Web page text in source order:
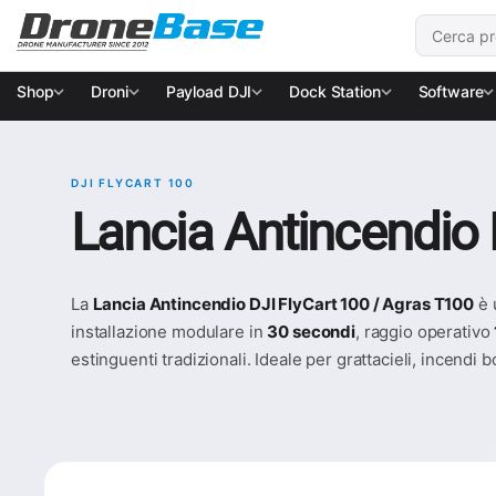
Salta alla navigazione
Salta al contenuto
Cerca:
Shop Droni Payload DJI Dock Station Software
DJI FLYCART 100
Lancia
La Lancia Antincendio DJI FlyCart 100 / Agras T100 è
installazione modulare in 30 secondi, raggio operativo
estinguenti tradizionali. Ideale per grattacieli, incendi